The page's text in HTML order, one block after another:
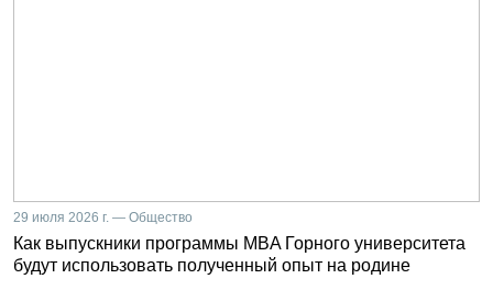
29 июля 2026 г. — Общество
Как выпускники программы MBA Горного университета
будут использовать полученный опыт на родине